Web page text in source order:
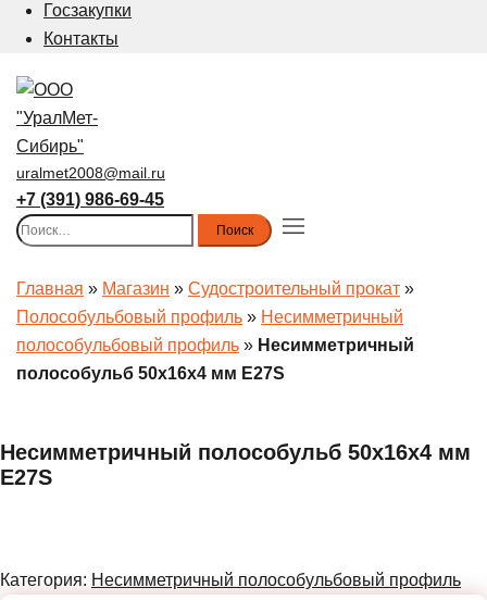
Госзакупки
Контакты
uralmet2008@mail.ru
+7 (391) 986-69-45
Найти:
Главная » Магазин » Судостроительный прокат »
Полособульбовый профиль » Несимметричный
полособульбовый профиль » Несимметричный
полособульб 50x16x4 мм E27S
Несимметричный полособульб 50x16x4 мм
E27S
Категория: Несимметричный полособульбовый профиль